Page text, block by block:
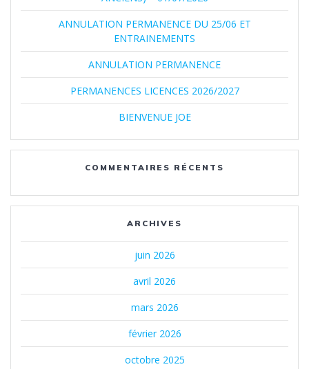
ANNULATION PERMANENCE DU 25/06 ET
ENTRAINEMENTS
ANNULATION PERMANENCE
PERMANENCES LICENCES 2026/2027
BIENVENUE JOE
COMMENTAIRES RÉCENTS
ARCHIVES
juin 2026
avril 2026
mars 2026
février 2026
octobre 2025